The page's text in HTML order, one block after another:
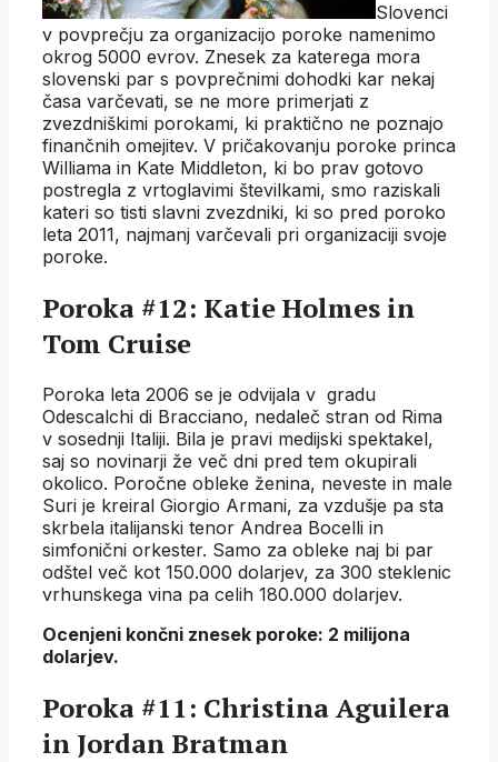
Slovenci
v povprečju za organizacijo poroke namenimo
okrog 5000 evrov. Znesek za katerega mora
slovenski par s povprečnimi dohodki kar nekaj
časa varčevati, se ne more primerjati z
zvezdniškimi porokami, ki praktično ne poznajo
finančnih omejitev. V pričakovanju poroke princa
Williama in Kate Middleton, ki bo prav gotovo
postregla z vrtoglavimi številkami, smo raziskali
kateri so tisti slavni zvezdniki, ki so pred poroko
leta 2011, najmanj varčevali pri organizaciji svoje
poroke.
Poroka #12: Katie Holmes in
Tom Cruise
Poroka leta 2006 se je odvijala v gradu
Odescalchi di Bracciano, nedaleč stran od Rima
v sosednji Italiji. Bila je pravi medijski spektakel,
saj so novinarji že več dni pred tem okupirali
okolico. Poročne obleke ženina, neveste in male
Suri je kreiral Giorgio Armani, za vzdušje pa sta
skrbela italijanski tenor Andrea Bocelli in
simfonični orkester. Samo za obleke naj bi par
odštel več kot 150.000 dolarjev, za 300 steklenic
vrhunskega vina pa celih 180.000 dolarjev.
Ocenjeni končni znesek poroke: 2 milijona
dolarjev.
Poroka #11: Christina Aguilera
in Jordan Bratman